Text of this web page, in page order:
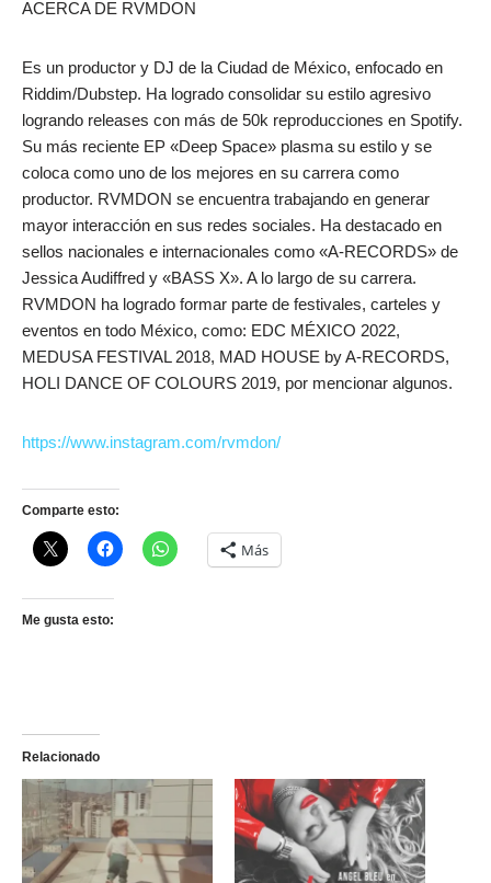
ACERCA DE RVMDON
Es un productor y DJ de la Ciudad de México, enfocado en
Riddim/Dubstep. Ha logrado consolidar su estilo agresivo
logrando releases con más de 50k reproducciones en Spotify.
Su más reciente EP «Deep Space» plasma su estilo y se
coloca como uno de los mejores en su carrera como
productor. RVMDON se encuentra trabajando en generar
mayor interacción en sus redes sociales. Ha destacado en
sellos nacionales e internacionales como «A-RECORDS» de
Jessica Audiffred y «BASS X». A lo largo de su carrera.
RVMDON ha logrado formar parte de festivales, carteles y
eventos en todo México, como: EDC MÉXICO 2022,
MEDUSA FESTIVAL 2018, MAD HOUSE by A-RECORDS,
HOLI DANCE OF COLOURS 2019, por mencionar algunos.
https://www.instagram.com/rvmdon/
Comparte esto:
Más
Me gusta esto:
Relacionado